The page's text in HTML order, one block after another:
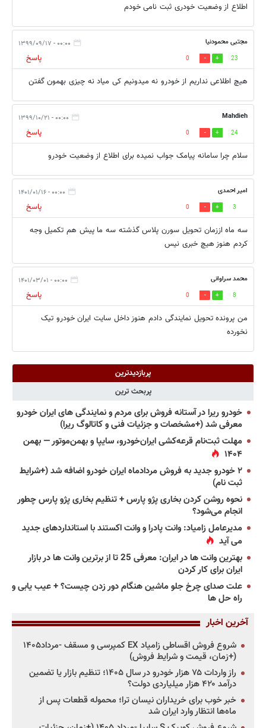
اطلاع از وضعیت خودری ثبت نامی خودم
مجتبی محمودنیا ۰۰:۰۰ - ۱۳۹۹/۰۹/۱۷
23
0
پاسخ
هیچ اطلاعی نداریم از خودرو نه میدونیم کی میاد نه چیزی بهمون گفتن
Mahdieh ۰۰:۰۰ - ۱۳۹۹/۱۰/۲۱
24
0
پاسخ
سلام چرا سامانه پیامک جواب نمیده برای اطلاع از وضعیت خودرو
امیر احمدی ۰۰:۰۰ - ۱۴۰۱/۰۱/۱۶
3
0
پاسخ
سه ماه اززمان تحویل سورن پلاس گذشته سه ما پیش هم تکمیل وجه
کردم هنوز هیچ خبری نیس
محمد سراوانی ۰۰:۰۰ - ۱۴۰۱/۰۳/۰۱
8
0
پاسخ
من پرونده تحویل نمایندگی دادم هنوز داخل سایت ایران خودرو تیک
نخورده
پربازدیدترین
پربحث ترین
خودرو ریرا در آستانه فروش برای مردم و نمایندگی های ایران خودرو
معرفی شد (+مشخصات و جزئیات فنی و کاتالوگ ریرا)
مهلت ثبت‌نام قرعه‌کشی ایران‌خودرو، سایپا و بهمن‌موتور — بهمن
۱۴۰۴
۲ خودرو جدید به فروش مردادماه ایران خودرو اضافه شد (+شرایط
ثبت نام)
نحوه روشن کردن بخاری پژو پارس + تنظیم بخاری پژو پارس چطور
انجام می‌شود؟
مدیرعامل زامیاد: وانت پادرا و وانت اکستند با استانداردهای جدید
می آید
بهترین وانت ها در ایران: معرفی 25 تا از برترین وانت ها در بازار
ایران برای کار کردن
علت صدای چرخ جلو ماشین هنگام دور زدن چیست؟ + عیب یابی و
راه حل ها
آخرین اخبار
شروع فروش اقساطی زامیاد EX کمپرسی و مسقف -مرداد۱۴۰۵
(+زمان، قیمت و شرایط فروش)
راز واردات ۷۵ هزار خودرو در سال ۱۴۰۵؛ تنظیم بازار یا تضمین
درآمد ۴۲۰ هزار میلیاردی دولت؟
خبر خوب برای خریداران نیسان ترا؛ محموله قطعات پس از
ماه‌ها انتظار وارد ایران شد